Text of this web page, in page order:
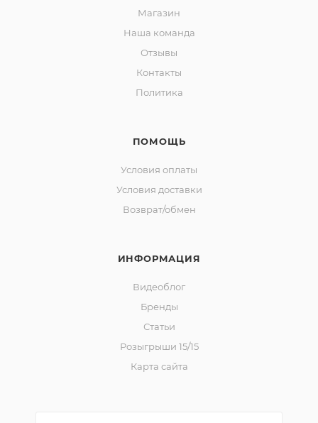
Магазин
Наша команда
Отзывы
Контакты
Политика
ПОМОЩЬ
Условия оплаты
Условия доставки
Возврат/обмен
ИНФОРМАЦИЯ
Видеоблог
Бренды
Статьи
Розыгрыши 15/15
Карта сайта